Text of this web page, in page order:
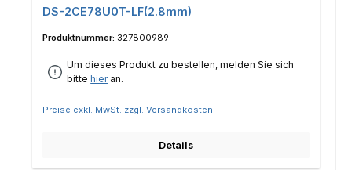
DS-2CE78U0T-LF(2.8mm)
Produktnummer: 327800989
Um dieses Produkt zu bestellen, melden Sie sich
bittehieran.
Preise exkl. MwSt. zzgl. Versandkosten
Details